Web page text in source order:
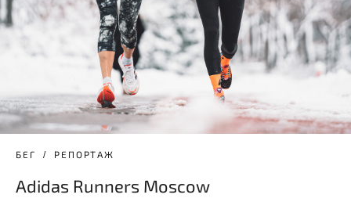
БЕГ РЕПОРТАЖ
Adidas Runners Moscow